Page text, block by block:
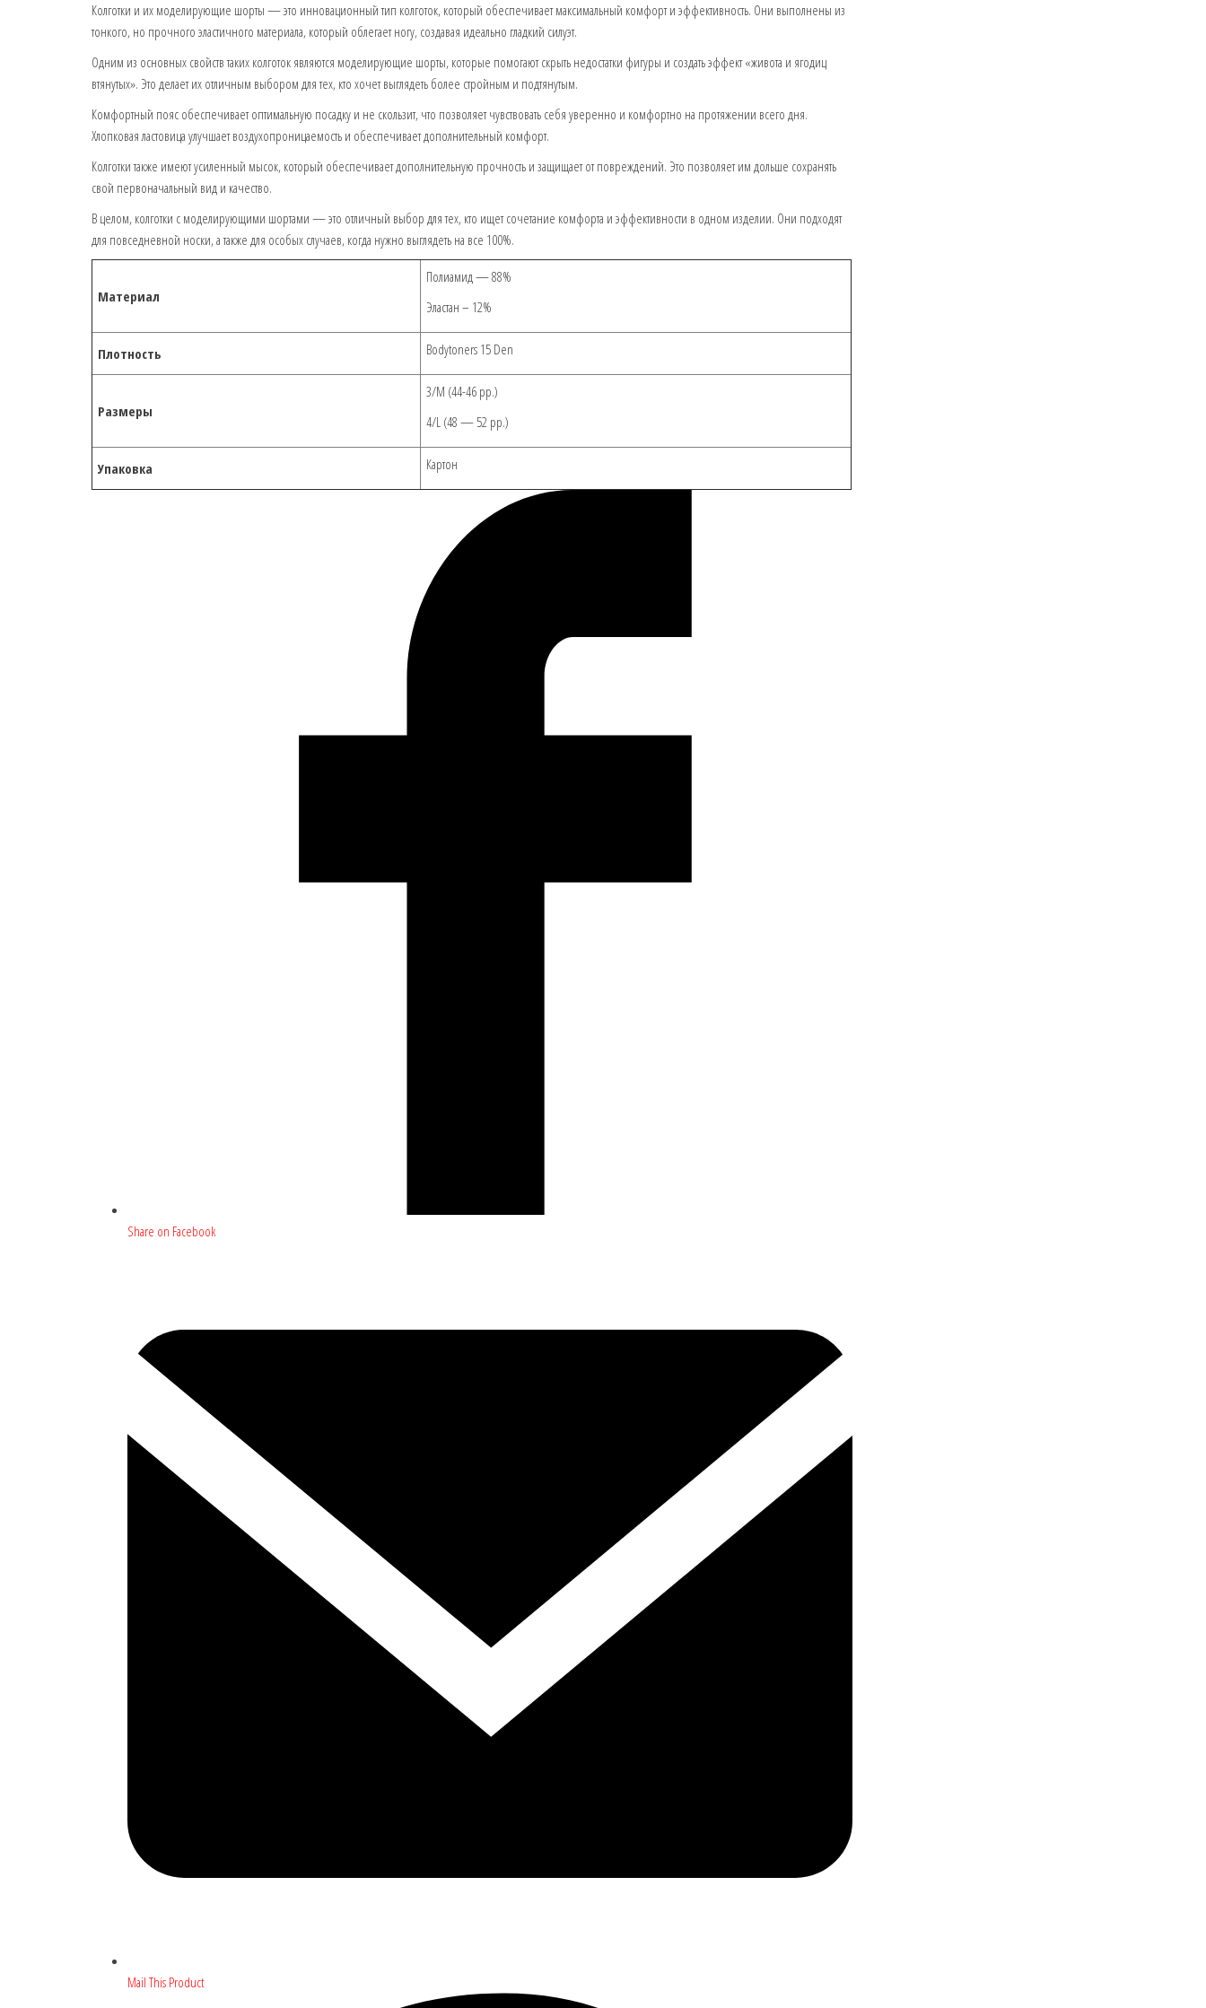
Колготки и их моделирующие шорты — это инновационный тип колготок, который обеспечивает максимальный комфорт и эффективность. Они выполнены из
тонкого, но прочного эластичного материала, который облегает ногу, создавая идеально гладкий силуэт.
Одним из основных свойств таких колготок являются моделирующие шорты, которые помогают скрыть недостатки фигуры и создать эффект «живота и ягодиц
втянутых». Это делает их отличным выбором для тех, кто хочет выглядеть более стройным и подтянутым.
Комфортный пояс обеспечивает оптимальную посадку и не скользит, что позволяет чувствовать себя уверенно и комфортно на протяжении всего дня.
Хлопковая ластовица улучшает воздухопроницаемость и обеспечивает дополнительный комфорт.
Колготки также имеют усиленный мысок, который обеспечивает дополнительную прочность и защищает от повреждений. Это позволяет им дольше сохранять
свой первоначальный вид и качество.
В целом, колготки с моделирующими шортами — это отличный выбор для тех, кто ищет сочетание комфорта и эффективности в одном изделии. Они подходят
для повседневной носки, а также для особых случаев, когда нужно выглядеть на все 100%.
Материал
Полиамид — 88%
Эластан – 12%
Плотность Bodytoners 15 Den
Размеры
3/M (44-46 рр.)
4/L (48 — 52 рр.)
Упаковка Картон
Share on Facebook
Mail This Product